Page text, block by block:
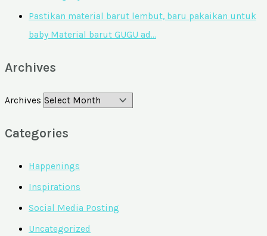
Pastikan material barut lembut, baru pakaikan untuk
baby Material barut GUGU ad…
Archives
Archives
Categories
Happenings
Inspirations
Social Media Posting
Uncategorized